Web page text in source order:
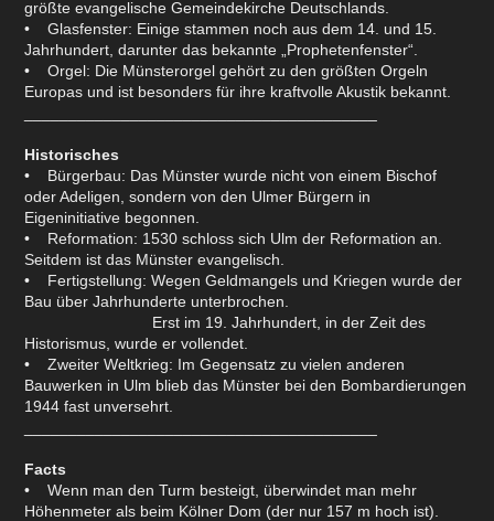
größte evangelische Gemeindekirche Deutschlands.
• Glasfenster: Einige stammen noch aus dem 14. und 15.
Jahrhundert, darunter das bekannte „Prophetenfenster“.
• Orgel: Die Münsterorgel gehört zu den größten Orgeln
Europas und ist besonders für ihre kraftvolle Akustik bekannt.
Historisches
• Bürgerbau: Das Münster wurde nicht von einem Bischof
oder Adeligen, sondern von den Ulmer Bürgern in
Eigeninitiative begonnen.
• Reformation: 1530 schloss sich Ulm der Reformation an.
Seitdem ist das Münster evangelisch.
• Fertigstellung: Wegen Geldmangels und Kriegen wurde der
Bau über Jahrhunderte unterbrochen.
Erst im 19. Jahrhundert, in der Zeit des
Historismus, wurde er vollendet.
• Zweiter Weltkrieg: Im Gegensatz zu vielen anderen
Bauwerken in Ulm blieb das Münster bei den Bombardierungen
1944 fast unversehrt.
Facts
• Wenn man den Turm besteigt, überwindet man mehr
Höhenmeter als beim Kölner Dom (der nur 157 m hoch ist).